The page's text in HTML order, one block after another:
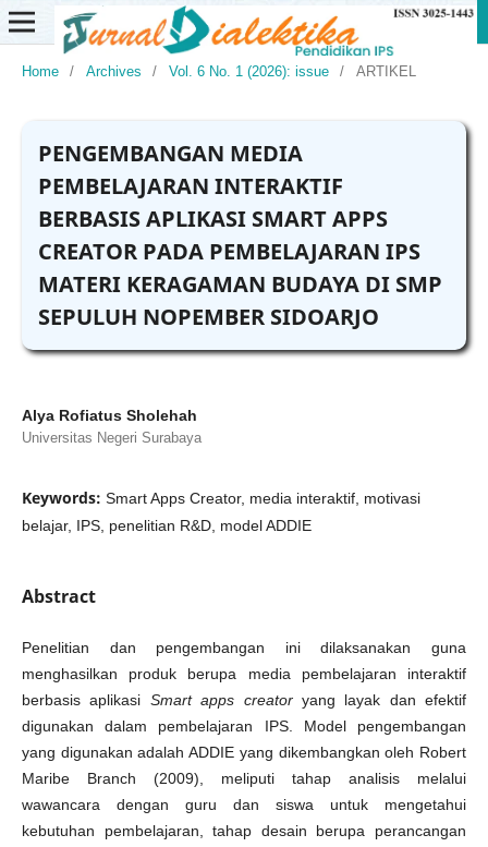
Home / Archives / Vol. 6 No. 1 (2026): issue / ARTIKEL
PENGEMBANGAN MEDIA
PEMBELAJARAN INTERAKTIF
BERBASIS APLIKASI SMART APPS
CREATOR PADA PEMBELAJARAN IPS
MATERI KERAGAMAN BUDAYA DI SMP
SEPULUH NOPEMBER SIDOARJO
Alya Rofiatus Sholehah
Universitas Negeri Surabaya
Keywords: Smart Apps Creator, media interaktif, motivasi
belajar, IPS, penelitian R&D, model ADDIE
Abstract
Penelitian dan pengembangan ini dilaksanakan guna
menghasilkan produk berupa media pembelajaran interaktif
berbasis aplikasi Smart apps creatoryang layak dan efektif
digunakan dalam pembelajaran IPS. Model pengembangan
yang digunakan adalah ADDIE yang dikembangkan oleh Robert
Maribe Branch (2009), meliputi tahap analisis melalui
wawancara dengan guru dan siswa untuk mengetahui
kebutuhan pembelajaran, tahap desain berupa perancangan